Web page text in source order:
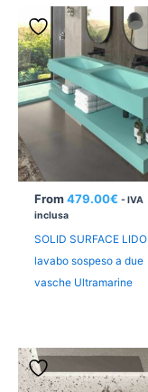
From 479.00€ - IVA
inclusa
SOLID SURFACE LIDO
lavabo sospeso a due
vasche Ultramarine